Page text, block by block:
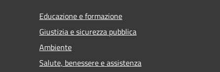
Educazione e formazione
Giustizia e sicurezza pubblica
Ambiente
Salute, benessere e assistenza